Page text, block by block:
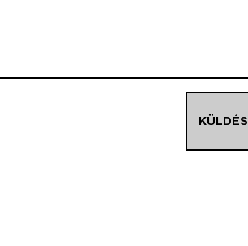
KÜLDÉS